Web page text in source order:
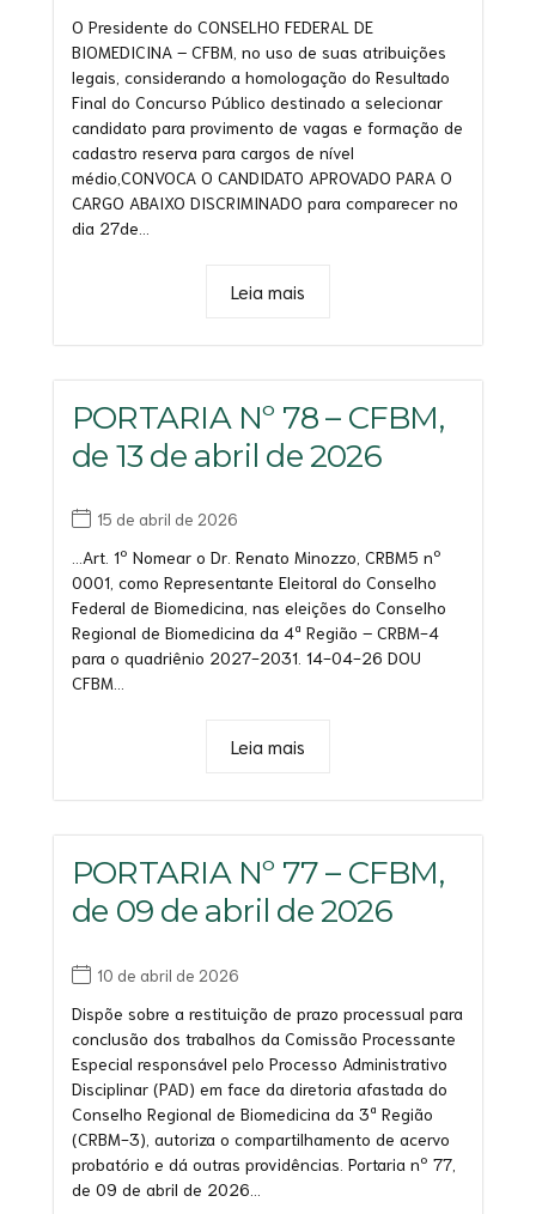
O Presidente do CONSELHO FEDERAL DE
BIOMEDICINA – CFBM, no uso de suas atribuições
legais, considerando a homologação do Resultado
Final do Concurso Público destinado a selecionar
candidato para provimento de vagas e formação de
cadastro reserva para cargos de nível
médio,CONVOCA O CANDIDATO APROVADO PARA O
CARGO ABAIXO DISCRIMINADO para comparecer no
dia 27de...
Leia mais
PORTARIA Nº 78 – CFBM,
de 13 de abril de 2026
15 de abril de 2026
…Art. 1º Nomear o Dr. Renato Minozzo, CRBM5 nº
0001, como Representante Eleitoral do Conselho
Federal de Biomedicina, nas eleições do Conselho
Regional de Biomedicina da 4ª Região – CRBM-4
para o quadriênio 2027-2031. 14-04-26 DOU
CFBM...
Leia mais
PORTARIA Nº 77 – CFBM,
de 09 de abril de 2026
10 de abril de 2026
Dispõe sobre a restituição de prazo processual para
conclusão dos trabalhos da Comissão Processante
Especial responsável pelo Processo Administrativo
Disciplinar (PAD) em face da diretoria afastada do
Conselho Regional de Biomedicina da 3ª Região
(CRBM-3), autoriza o compartilhamento de acervo
probatório e dá outras providências. Portaria nº 77,
de 09 de abril de 2026...